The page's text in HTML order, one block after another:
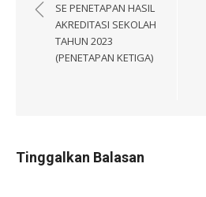
posSE PENETAPAN HASIL
AKREDITASI SEKOLAH
TAHUN 2023
(PENETAPAN KETIGA)
Tinggalkan Balasan